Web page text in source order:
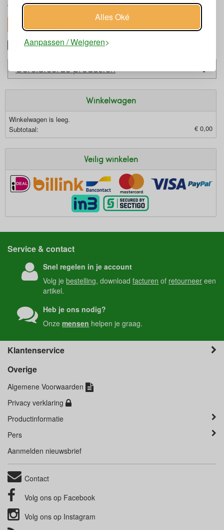
Alles Oké
Aanpassen / Weigeren
vaatwasser.
toon alles
Lunch Bowl in vrolijke kleuren
Gerelateerde producten
Winkelwagen
Winkelwagen is leeg.
Subtotaal:
€ 0,00
Veilig winkelen
Service & contact
Snel regelen in je account
Volg jebestelling, downloadfacturen of retourneer een
artikel.
Heb je ons nodig?
Onzemensen helpen je graag.
Klantenservice
Overige
Algemene Voorwaarden
Privacy verklaring
Productinformatie
Pers
Aanmelden nieuwsbrief
Contact
Volg ons op Facebook
Volg ons op Instagram